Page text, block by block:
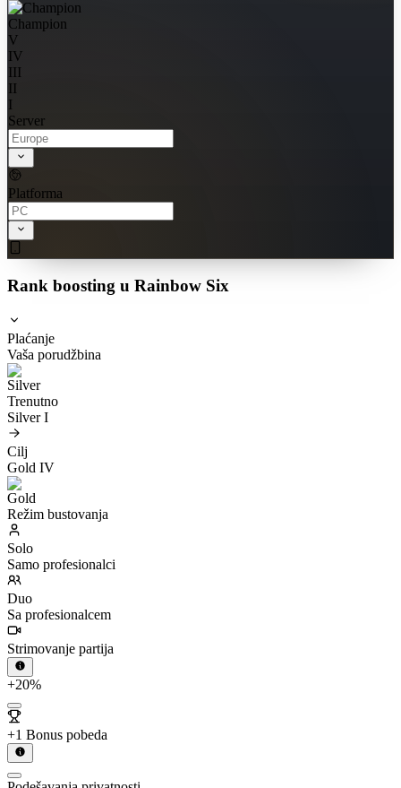
Champion
V
IV
III
II
I
Server
Platforma
Rank boosting u Rainbow Six
Plaćanje
Vaša porudžbina
Trenutno
Silver I
Cilj
Gold IV
Režim bustovanja
Solo
Samo profesionalci
Duo
Sa profesionalcem
Strimovanje partija
+20%
+1 Bonus pobeda